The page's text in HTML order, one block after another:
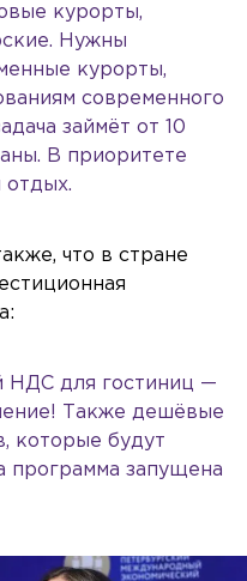
курорты,
Нужны
курорты,
современного
займёт от 10
В приоритете
отдых.
что в стране
НДС для гостиниц —
Также дешёвые
которые будут
программа запущена